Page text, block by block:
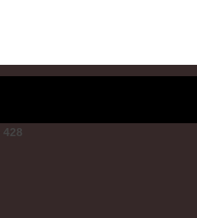
428